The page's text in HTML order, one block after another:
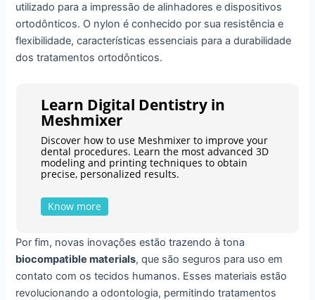
utilizado para a impressão de alinhadores e dispositivos
ortodônticos. O nylon é conhecido por sua resistência e
flexibilidade, características essenciais para a durabilidade
dos tratamentos ortodônticos.
Learn Digital Dentistry in
Meshmixer
Discover how to use Meshmixer to improve your
dental procedures. Learn the most advanced 3D
modeling and printing techniques to obtain
precise, personalized results.
Know more
Por fim, novas inovações estão trazendo à tona
biocompatible materials, que são seguros para uso em
contato com os tecidos humanos. Esses materiais estão
revolucionando a odontologia, permitindo tratamentos